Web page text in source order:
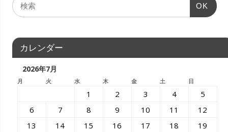
OK
カレンダー
2026年7月
月 火 水 木 金 土 日
1 2 3 4
5
6
7 8 9 10 11
12
13
14 15 16 17 18
19